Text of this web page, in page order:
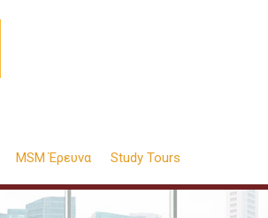
MSM Έρευνα Study Tours